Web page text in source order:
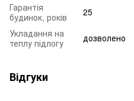
Гарантія
будинок, років
25
Укладання на
теплу підлогу
дозволено
Відгуки